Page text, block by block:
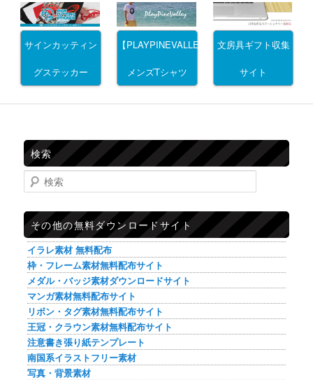
サインカッティン
グステッカー
【PLAYPINEVALLEY】
メンズTシャツ
文房具ギフト収集
サイト
検索
検索
その他の無料ダウンロードサイト
イラレ素材 無料配布
枠・フレーム素材無料配布サイト
メダル・バッジ素材ダウンロードサイト
マンガ素材無料配布サイト
リボン・タグ素材無料配布サイト
王冠・クラウン素材無料配布サイト
注意書き張り紙テンプレート
南国系イラストフリー素材
写真・背景素材